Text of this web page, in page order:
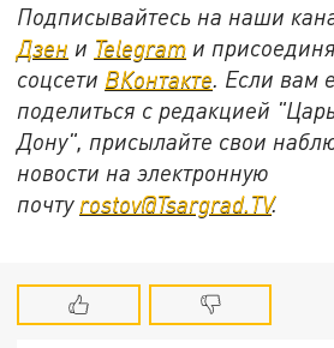
Подписывайтесь на наши
Дзен и Telegram и
соцсети ВКонтакте . Если вам
поделиться с редакцией
Дону", присылайте свои
новости на электронную
почту rostov@Tsargrad.ТV.